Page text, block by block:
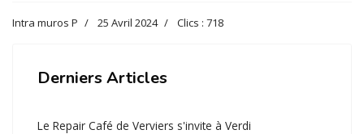
Intra muros P 25 Avril 2024 Clics : 718
Derniers Articles
Le Repair Café de Verviers s'invite à Verdi